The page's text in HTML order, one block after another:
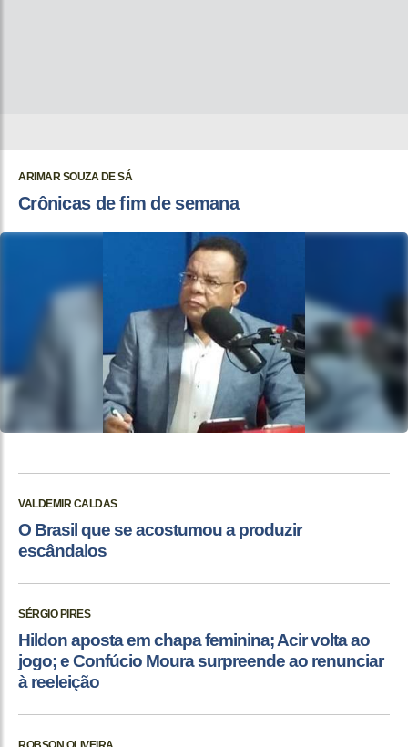
ARIMAR SOUZA DE SÁ
Crônicas de fim de semana
VALDEMIR CALDAS
O Brasil que se acostumou a produzir
escândalos
SÉRGIO PIRES
Hildon aposta em chapa feminina; Acir volta ao
jogo; e Confúcio Moura surpreende ao renunciar
à reeleição